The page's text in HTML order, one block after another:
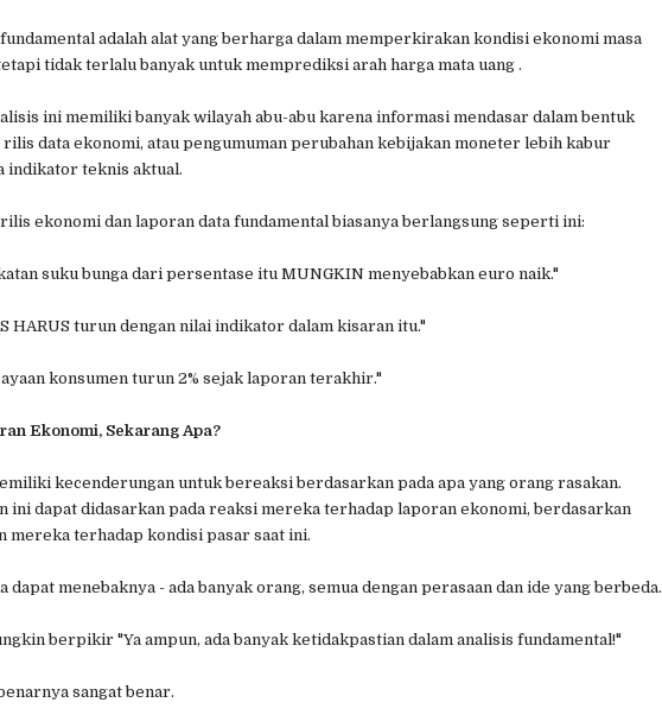
adalah alat yang berharga dalam memperkirakan kondisi ekonomi masa
tidak terlalu banyak untuk memprediksi arah harga mata uang .
ini memiliki banyak wilayah abu-abu karena informasi mendasar dalam bentuk
data ekonomi, atau pengumuman perubahan kebijakan moneter lebih kabur
indikator teknis aktual.
ekonomi dan laporan data fundamental biasanya berlangsung seperti ini:
suku bunga dari persentase itu MUNGKIN menyebabkan euro naik."
HARUS turun dengan nilai indikator dalam kisaran itu."
konsumen turun 2% sejak laporan terakhir."
Ekonomi, Sekarang Apa?
kecenderungan untuk bereaksi berdasarkan pada apa yang orang rasakan.
ini dapat didasarkan pada reaksi mereka terhadap laporan ekonomi, berdasarkan
mereka terhadap kondisi pasar saat ini.
dapat menebaknya - ada banyak orang, semua dengan perasaan dan ide yang berbeda.
berpikir "Ya ampun, ada banyak ketidakpastian dalam analisis fundamental!"
sangat benar.